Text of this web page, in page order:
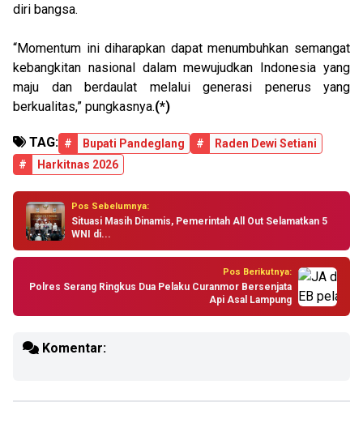
diri bangsa.
“Momentum ini diharapkan dapat menumbuhkan semangat
kebangkitan nasional dalam mewujudkan Indonesia yang
maju dan berdaulat melalui generasi penerus yang
berkualitas,” pungkasnya.(*)
TAG: # Bupati Pandeglang #
Raden Dewi Setiani
#
Harkitnas 2026
Pos Sebelumnya:
Situasi Masih Dinamis, Pemerintah All Out Selamatkan 5
WNI di...
Pos Berikutnya:
Polres Serang Ringkus Dua Pelaku Curanmor Bersenjata
Api Asal Lampung
Komentar: